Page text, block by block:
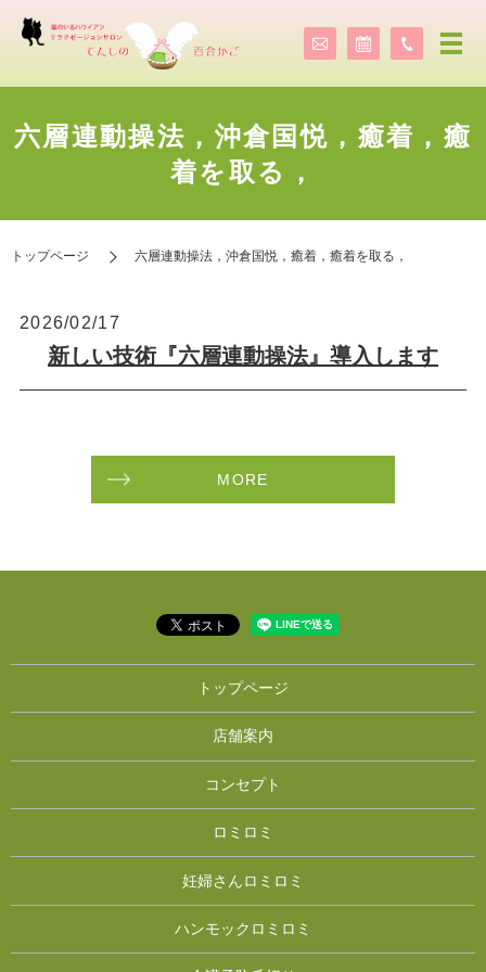
六層連動操法，沖倉国悦，癒着，癒
着を取る，
トップページ 六層連動操法，沖倉国悦，癒着，癒着を取る，
2026/02/17
新しい技術『六層連動操法』導入します
MORE
トップページ
店舗案内
コンセプト
ロミロミ
妊婦さんロミロミ
ハンモックロミロミ